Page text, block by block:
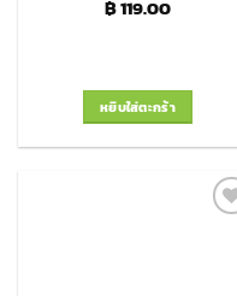
฿119.00
หยิบใส่ตะกร้า